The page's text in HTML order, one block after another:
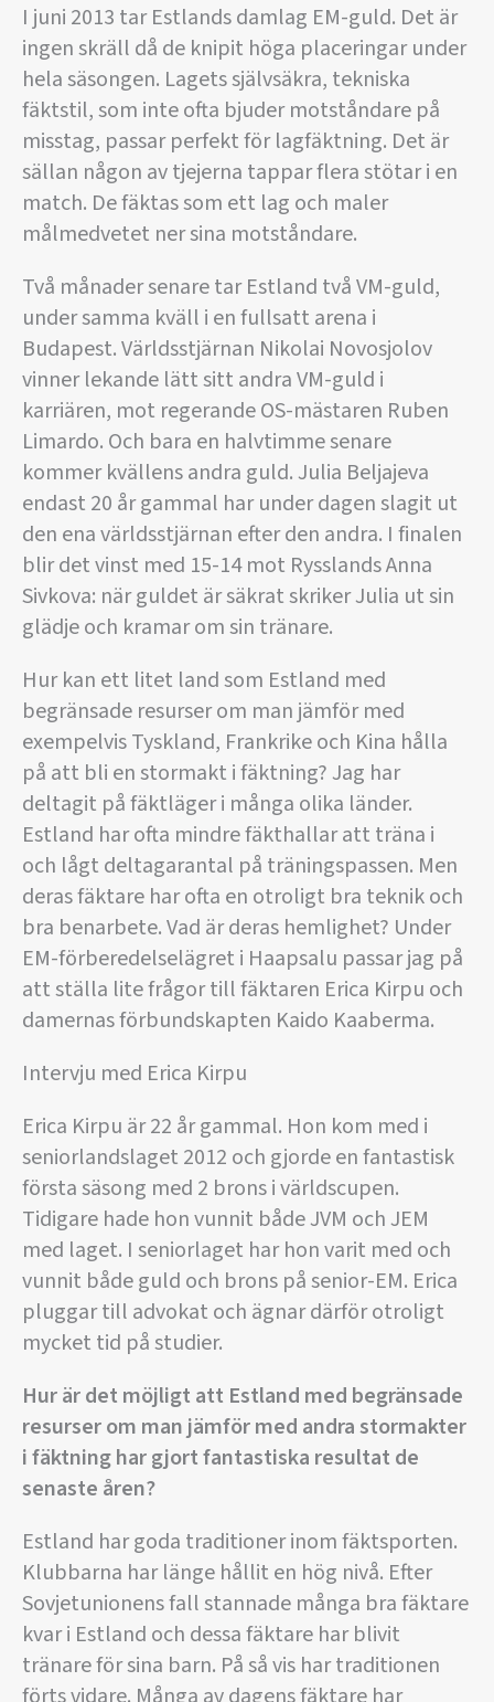
I juni 2013 tar Estlands damlag EM-guld. Det är
ingen skräll då de knipit höga placeringar under
hela säsongen. Lagets självsäkra, tekniska
fäktstil, som inte ofta bjuder motståndare på
misstag, passar perfekt för lagfäktning. Det är
sällan någon av tjejerna tappar flera stötar i en
match. De fäktas som ett lag och maler
målmedvetet ner sina motståndare.
Två månader senare tar Estland två VM-guld,
under samma kväll i en fullsatt arena i
Budapest. Världsstjärnan Nikolai Novosjolov
vinner lekande lätt sitt andra VM-guld i
karriären, mot regerande OS-mästaren Ruben
Limardo. Och bara en halvtimme senare
kommer kvällens andra guld. Julia Beljajeva
endast 20 år gammal har under dagen slagit ut
den ena världsstjärnan efter den andra. I finalen
blir det vinst med 15-14 mot Rysslands Anna
Sivkova: när guldet är säkrat skriker Julia ut sin
glädje och kramar om sin tränare.
Hur kan ett litet land som Estland med
begränsade resurser om man jämför med
exempelvis Tyskland, Frankrike och Kina hålla
på att bli en stormakt i fäktning? Jag har
deltagit på fäktläger i många olika länder.
Estland har ofta mindre fäkthallar att träna i
och lågt deltagarantal på träningspassen. Men
deras fäktare har ofta en otroligt bra teknik och
bra benarbete. Vad är deras hemlighet? Under
EM-förberedelselägret i Haapsalu passar jag på
att ställa lite frågor till fäktaren Erica Kirpu och
damernas förbundskapten Kaido Kaaberma.
Intervju med Erica Kirpu
Erica Kirpu är 22 år gammal. Hon kom med i
seniorlandslaget 2012 och gjorde en fantastisk
första säsong med 2 brons i världscupen.
Tidigare hade hon vunnit både JVM och JEM
med laget. I seniorlaget har hon varit med och
vunnit både guld och brons på senior-EM. Erica
pluggar till advokat och ägnar därför otroligt
mycket tid på studier.
Hur är det möjligt att Estland med begränsade
resurser om man jämför med andra stormakter
i fäktning har gjort fantastiska resultat de
senaste åren?
Estland har goda traditioner inom fäktsporten.
Klubbarna har länge hållit en hög nivå. Efter
Sovjetunionens fall stannade många bra fäktare
kvar i Estland och dessa fäktare har blivit
tränare för sina barn. På så vis har traditionen